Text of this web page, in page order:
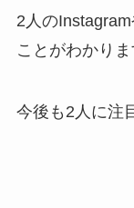
2人の
ことがわかりま
今後も2人に注